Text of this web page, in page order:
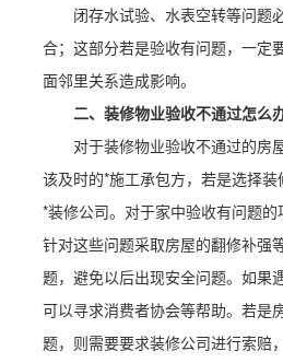
闭存水试验、水表空转等问题
合；这部分若是验收有问题，一定
面邻里关系造成影响。
二、装修物业验收不通过怎么
对于装修物业验收不通过的房
该及时的*施工承包方，若是选择
*装修公司。对于家中验收有问题的
针对这些问题采取房屋的翻修补强
题，避免以后出现安全问题。如果
可以寻求消费者协会等帮助。若是
题，则需要要求装修公司进行索赔